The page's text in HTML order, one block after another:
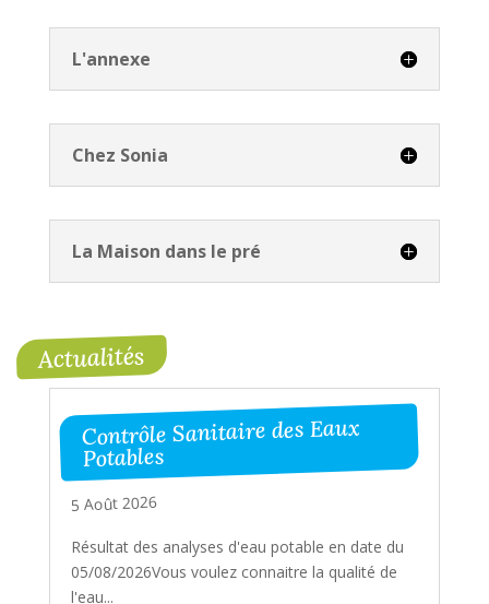
L'annexe
Chez Sonia
La Maison dans le pré
Actualités
Contrôle Sanitaire des Eaux
Potables
5 Août 2026
Résultat des analyses d'eau potable en date du
05/08/2026Vous voulez connaitre la qualité de
l'eau...